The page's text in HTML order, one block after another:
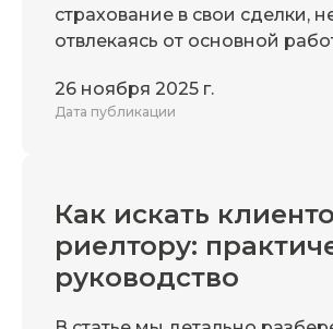
страхование в свои сделки,
отвлекаясь от основной
26 ноября 2025 г.
Дата публикации
Как искать
риелтору:
руководство